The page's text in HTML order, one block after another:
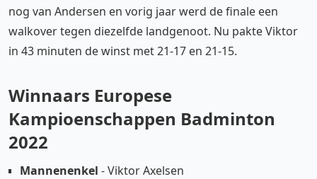
nog van Andersen en vorig jaar werd de finale een
walkover tegen diezelfde landgenoot. Nu pakte Viktor
in 43 minuten de winst met 21-17 en 21-15.
Winnaars Europese
Kampioenschappen Badminton
2022
Mannenenkel - Viktor Axelsen